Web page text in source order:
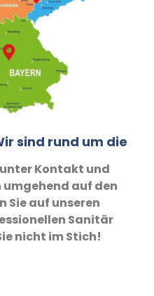
sind rund um die
Kontakt und
auf den
Sie auf unseren
Sanitär
nicht im Stich!